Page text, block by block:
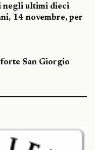
negli ultimi dieci
14 novembre, per
San Giorgio